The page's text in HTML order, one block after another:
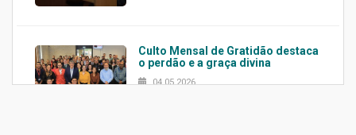
Culto Mensal de Gratidão destaca
o perdão e a graça divina
04.05.2026